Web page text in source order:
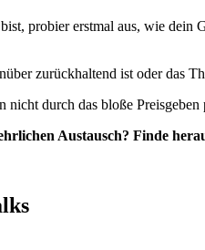
probier erstmal aus, wie dein
zurückhaltend ist oder das
durch das bloße
Austausch? Finde